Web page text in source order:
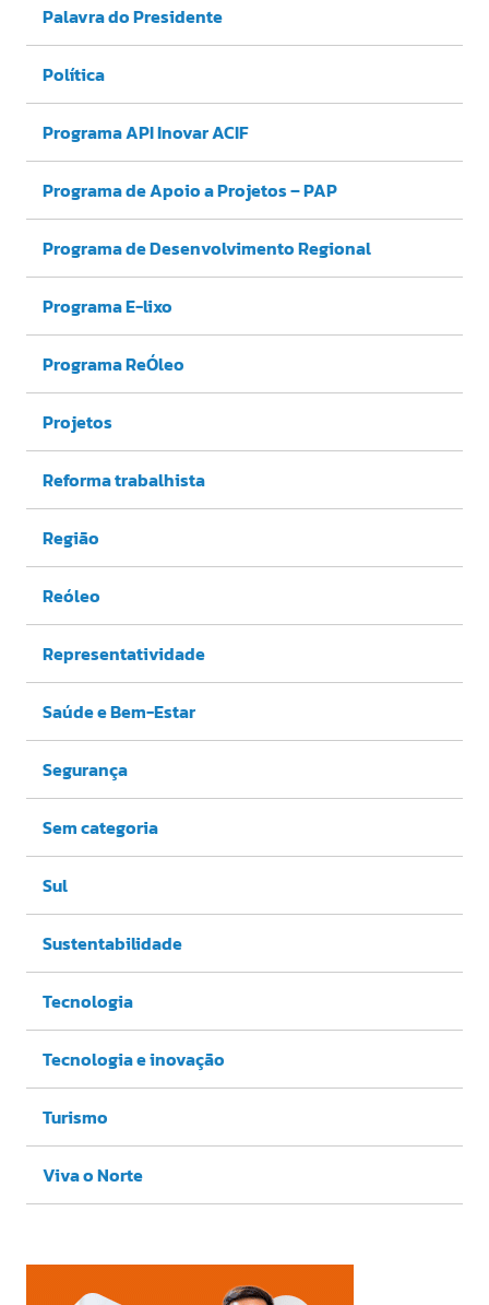
Palavra do Presidente
Política
Programa API Inovar ACIF
Programa de Apoio a Projetos – PAP
Programa de Desenvolvimento Regional
Programa E-lixo
Programa ReÓleo
Projetos
Reforma trabalhista
Região
Reóleo
Representatividade
Saúde e Bem-Estar
Segurança
Sem categoria
Sul
Sustentabilidade
Tecnologia
Tecnologia e inovação
Turismo
Viva o Norte